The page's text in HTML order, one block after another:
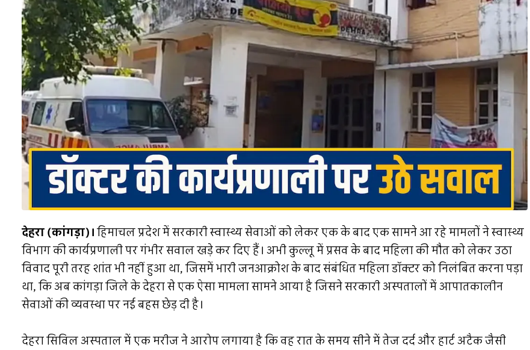
देहरा (कांगड़ा)।हिमाचल प्रदेश में सरकारी स्वास्थ्य सेवाओं को लेकर एक के बाद एक सामने आ रहे मामलों ने स्वास्थ्य
विभाग की कार्यप्रणाली पर गंभीर सवाल खड़े कर दिए हैं। अभी कुल्लू में प्रसव के बाद महिला की मौत को लेकर उठा
विवाद पूरी तरह शांत भी नहीं हुआ था, जिसमें भारी जनआक्रोश के बाद संबंधित महिला डॉक्टर को निलंबित करना पड़ा
था, कि अब कांगड़ा जिले के देहरा से एक ऐसा मामला सामने आया है जिसने सरकारी अस्पतालों में आपातकालीन
सेवाओं की व्यवस्था पर नई बहस छेड़ दी है।
देहरा सिविल अस्पताल में एक मरीज ने आरोप लगाया है कि वह रात के समय सीने में तेज दर्द और हार्ट अटैक जैसी